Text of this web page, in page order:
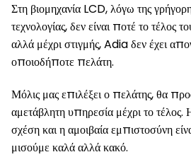
Στη βιομηχανία LCD, λόγω της
τεχνολογίας, δεν είναι ποτέ το τέλος
αλλά μέχρι στιγμής, Adia δεν έχει
οποιοδήποτε πελάτη.
Μόλις μας επιλέξει ο πελάτης, θα
αμετάβλητη υπηρεσία μέχρι το
σχέση και η αμοιβαία εμπιστοσύνη
μισούμε καλά αλλά κακό.